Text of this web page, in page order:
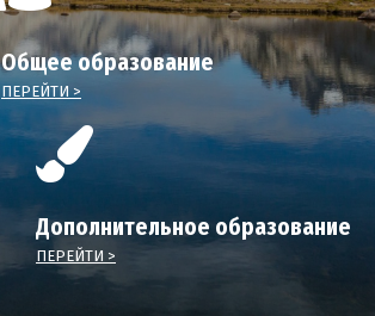
Общее образование
ПЕРЕЙТИ >
Дополнительное образование
ПЕРЕЙТИ >